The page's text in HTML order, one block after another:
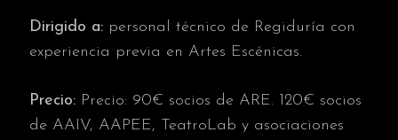
Dirigido a:personal técnico de Regiduría con
experiencia previa en Artes Escénicas.
Precio:Precio: 90€ socios de ARE. 120€ socios
de AAIV, AAPEE, TeatroLab y asociaciones